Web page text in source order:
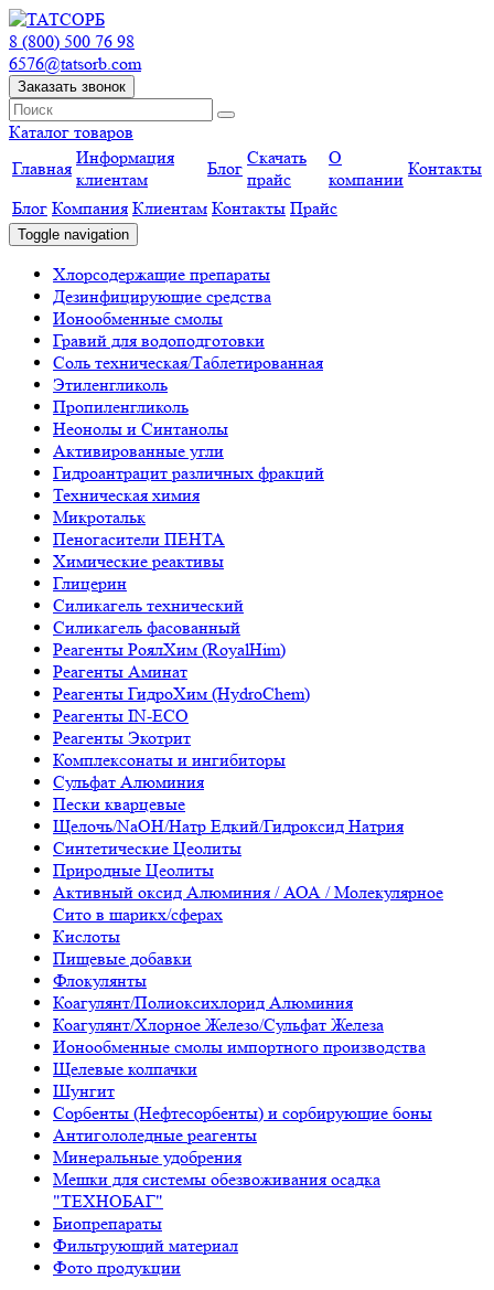
8 (800) 500 76 98
6576@tatsorb.com
Заказать звонок
Каталог товаров
Главная
Информация
клиентам
Блог
Скачать
прайс
О
компании
Контакты
Блог Компания Клиентам Контакты Прайс
Toggle navigation
Хлорсодержащие препараты
Дезинфицирующие средства
Ионообменные смолы
Гравий для водоподготовки
Соль техническая/Таблетированная
Этиленгликоль
Пропиленгликоль
Неонолы и Синтанолы
Активированные угли
Гидроантрацит различных фракций
Техническая химия
Микротальк
Пеногасители ПЕНТА
Химические реактивы
Глицерин
Силикагель технический
Силикагель фасованный
Реагенты РоялХим (RoyalHim)
Реагенты Аминат
Реагенты ГидроХим (HydroChem)
Реагенты IN-ECO
Реагенты Экотрит
Комплексонаты и ингибиторы
Сульфат Алюминия
Пески кварцевые
Щелочь/NaOH/Натр Едкий/Гидроксид Натрия
Синтетические Цеолиты
Природные Цеолиты
Активный оксид Алюминия / АОА / Молекулярное
Сито в шарикх/сферах
Кислоты
Пищевые добавки
Флокулянты
Коагулянт/Полиоксихлорид Алюминия
Коагулянт/Хлорное Железо/Сульфат Железа
Ионообменные смолы импортного производства
Щелевые колпачки
Шунгит
Сорбенты (Нефтесорбенты) и сорбирующие боны
Антигололедные реагенты
Минеральные удобрения
Мешки для системы обезвоживания осадка
"ТЕХНОБАГ"
Биопрепараты
Фильтрующий материал
Фото продукции